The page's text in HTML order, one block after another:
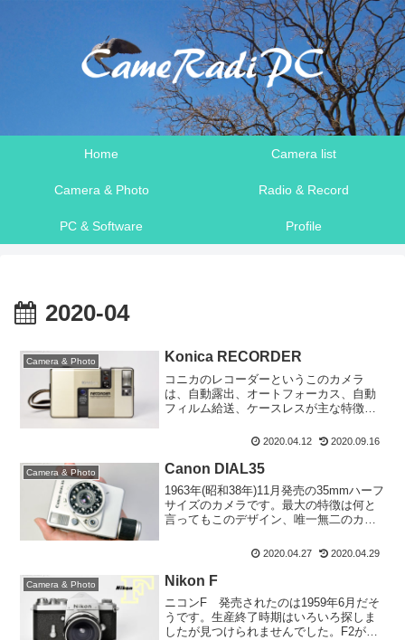
Home Camera list
Camera & Photo Radio & Record
PC & Software Profile
2020-04
Camera & Photo Konica RECORDER
コニカのレコーダーというこのカメラ
は、自動露出、オートフォーカス、自動
フィルム給送、ケースレスが主な特徴で
い込んでいたので外観の状態は良好です
動くのかどうかは定かではあ...
2020.04.12 2020.09.16
Camera & Photo Canon DIAL35
1963年(昭和38年)11月発売の35mmハーフ
サイズのカメラです。最大の特徴は何と
言ってもこのデザイン、唯一無二のカタ
のかと言えば、普通のカメラからすると
です。機能...
2020.04.27 2020.04.29
Camera & Photo Nikon F
ニコンF 発売されたのは1959年6月だそ
うです。生産終了時期はいろいろ探しま
したが見つけられませんでした。F2が発